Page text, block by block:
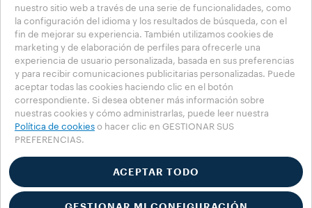
ELIJA SU PAÍS
ESPAÑA
Política de privacidad
Política de cookies
Sección de cookies
Accessibility Statement
© 2025 LUIGI LAVAZZA S.P.A., todos los derechos reservados - IVA n.º
nuestro sitio web a través de una serie de funcionalidades, como
la configuración del idioma y los resultados de búsqueda, con el
fin de mejorar su experiencia. También utilizamos cookies de
marketing y de elaboración de perfiles para ofrecerle una
experiencia de usuario personalizada, basada en sus preferencias
y para recibir comunicaciones publicitarias personalizadas. Puede
aceptar todas las cookies haciendo clic en el botón
correspondiente. Si desea obtener más información sobre
nuestras cookies y cómo administrarlas, puede leer nuestra
Política de cookies o hacer clic en GESTIONAR SUS
PREFERENCIAS.
ACEPTAR TODO